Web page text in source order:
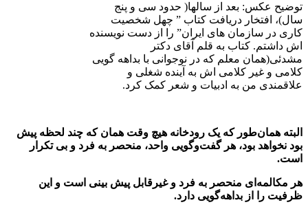
توضیح عکس: بعد از سالها( حدود سی و پنج
سال)، افتخار دریافت کتاب ” چهل شخصیت
کاری در سازمان های ایران” را از دست نویسنده
اش داشتم. کتاب به قلم آقای دکتر
مشدئی(همان معلم که در نوجوانی با بداهه گویی
کلامی و غیر کلامی اش به آینده شغلی و
علاقمندی من به ادبیات و شعر کمک کرد.
البته همان‌طور که یک رودخانه هیچ وقت همان که چند لحظه پیش
بود نخواهد بود، هر گفت‌و‌گویی واحد، منحصر به فرد و بی تکرار
است.
هر مکالمه‌ای منحصر به فرد و غیرقابل پیش بینی است و این
ظرفیت را از بداهه‌گویی دارد.